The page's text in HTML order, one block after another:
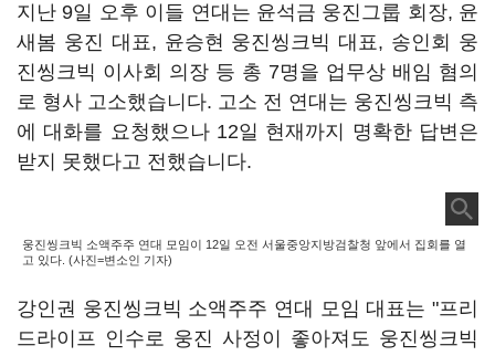
지난 9일 오후 이들 연대는 윤석금 웅진그룹 회장, 윤
새봄 웅진 대표, 윤승현 웅진씽크빅 대표, 송인회 웅
진씽크빅 이사회 의장 등 총 7명을 업무상 배임 혐의
로 형사 고소했습니다. 고소 전 연대는 웅진씽크빅 측
에 대화를 요청했으나 12일 현재까지 명확한 답변은
받지 못했다고 전했습니다.
웅진씽크빅 소액주주 연대 모임이 12일 오전 서울중앙지방검찰청 앞에서 집회를 열
고 있다. (사진=변소인 기자)
강인권 웅진씽크빅 소액주주 연대 모임 대표는 "프리
드라이프 인수로 웅진 사정이 좋아져도 웅진씽크빅